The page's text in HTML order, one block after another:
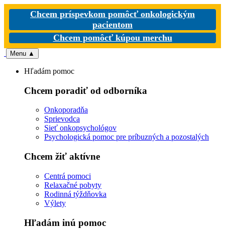
Chcem príspevkom pomôcť onkologickým
pacientom
Chcem pomôcť kúpou merchu
Menu ▲
Hľadám pomoc
Chcem poradiť od odborníka
Onkoporadňa
Sprievodca
Sieť onkopsychológov
Psychologická pomoc pre príbuzných a pozostalých
Chcem žiť aktívne
Centrá pomoci
Relaxačné pobyty
Rodinná týždňovka
Výlety
Hľadám inú pomoc